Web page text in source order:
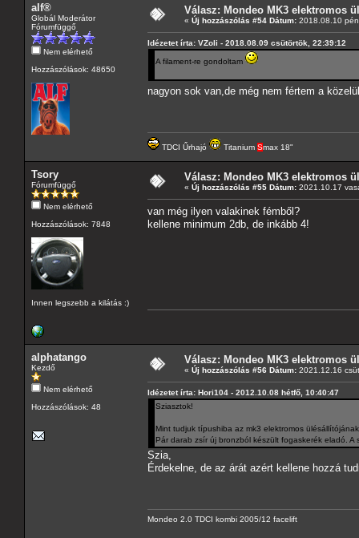
alf®
Globál Moderátor
Fórumfüggő
Nem elérhető
Hozzászólások: 48650
Válasz: Mondeo MK3 elektromos
« Új hozzászólás #54 Dátum: 2018.08.10
Idézetet írta: VZoli - 2018.08.09 csütörtök, 22:39:12
A filament-re gondoltam
nagyon sok van,de még nem fértem a
TDCI Űrhajó Titanium Smax 18"
Tsory
Fórumfüggő
Nem elérhető
Hozzászólások: 7848
Innen legszebb a kilátás :)
Válasz: Mondeo MK3 elektromos
« Új hozzászólás #55 Dátum: 2021.10.17
van még ilyen valakinek fémből?
kellene minimum 2db, de inkább 4!
alphatango
Kezdő
Nem elérhető
Hozzászólások: 48
Válasz: Mondeo MK3 elektromos
« Új hozzászólás #56 Dátum: 2021.12.16
Idézetet írta: Hori104 - 2012.10.08 hétfő, 10:40:47
Sziasztok!
Mint tudjuk típushiba az mk3 elektromos
Pár darab zsír új bronzból készült fogaskerék eladó.
Szia,
Érdekelne, de az árát azért kellene hozzá
Mondeo 2.0 TDCI kombi 2005/12 facelift